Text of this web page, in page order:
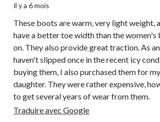
il y a 6 mois
These boots are warm, very light weight,
have a better toe width than the
on. They also provide great traction. As
haven't slipped once in the recent icy
buying them, I also purchased them for
daughter. They were rather expensive,
to get several years of wear from them.
Traduire avec Google